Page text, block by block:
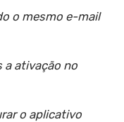
o mesmo e-mail
a ativação no
o aplicativo